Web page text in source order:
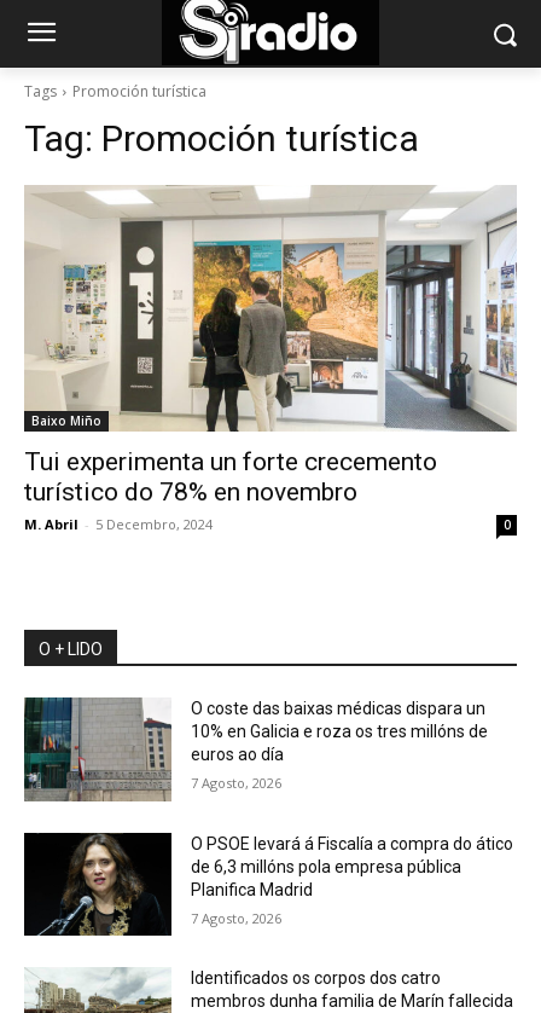
Tags Promoción turística
Tag: Promoción turística
Baixo Miño
Tui experimenta un forte crecemento
turístico do 78% en novembro
M. Abril - 5 Decembro, 2024 0
O + LIDO
O coste das baixas médicas dispara un
10% en Galicia e roza os tres millóns de
euros ao día
7 Agosto, 2026
O PSOE levará á Fiscalía a compra do ático
de 6,3 millóns pola empresa pública
Planifica Madrid
7 Agosto, 2026
Identificados os corpos dos catro
membros dunha familia de Marín fallecida